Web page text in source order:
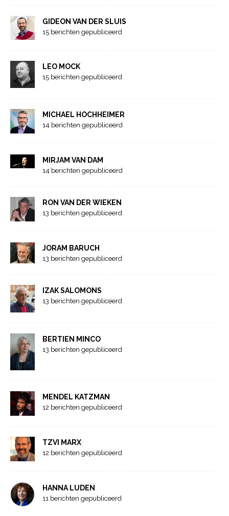
GIDEON VAN DER SLUIS
15 berichten gepubliceerd
LEO MOCK
15 berichten gepubliceerd
MICHAEL HOCHHEIMER
14 berichten gepubliceerd
MIRJAM VAN DAM
14 berichten gepubliceerd
RON VAN DER WIEKEN
13 berichten gepubliceerd
JORAM BARUCH
13 berichten gepubliceerd
IZAK SALOMONS
13 berichten gepubliceerd
BERTIEN MINCO
13 berichten gepubliceerd
MENDEL KATZMAN
12 berichten gepubliceerd
TZVI MARX
12 berichten gepubliceerd
HANNA LUDEN
11 berichten gepubliceerd